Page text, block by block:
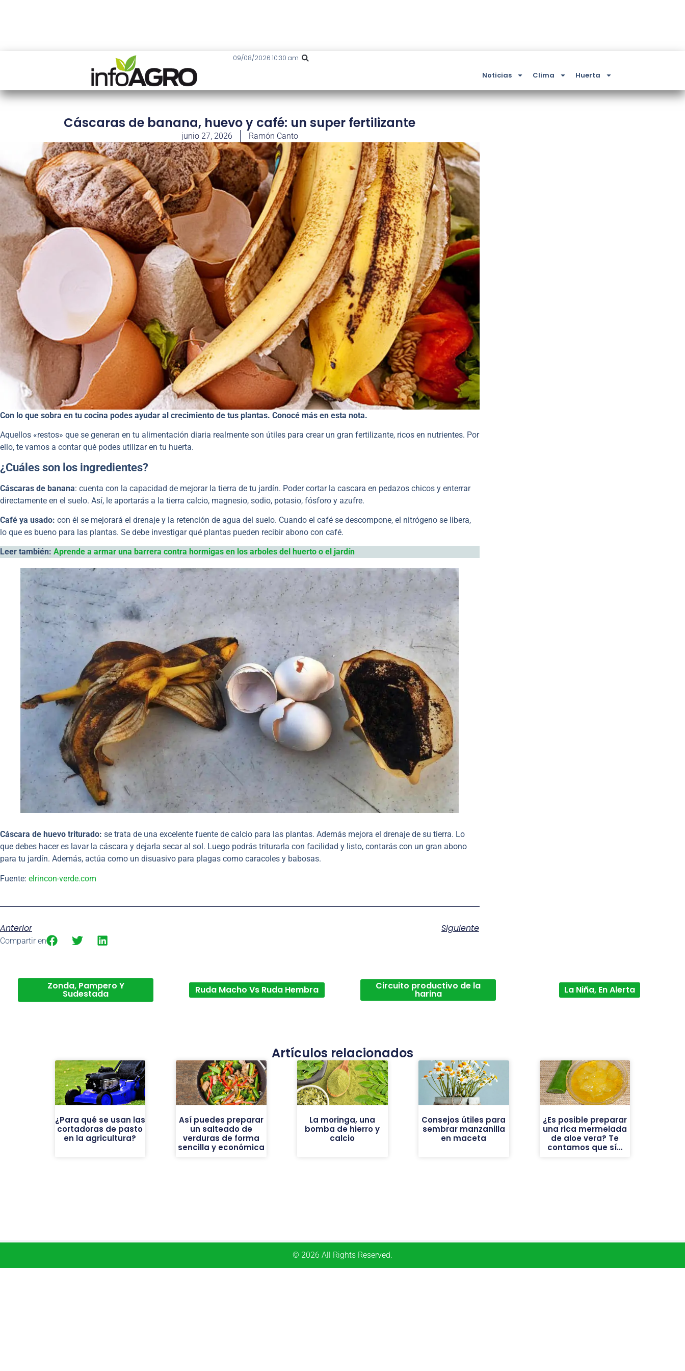
09/08/2026 10:30 am
Noticias Clima Huerta
Cáscaras de banana, huevo y café: un super fertilizante
junio 27, 2026 Ramón Canto
Con lo que sobra en tu cocina podes ayudar al crecimiento de tus plantas. Conocé más en esta nota.
Aquellos «restos» que se generan en tu alimentación diaria realmente son útiles para crear un gran fertilizante, ricos en nutrientes. Por
ello, te vamos a contar qué podes utilizar en tu huerta.
¿Cuáles son los ingredientes?
Cáscaras de banana: cuenta con la capacidad de mejorar la tierra de tu jardín. Poder cortar la cascara en pedazos chicos y enterrar
directamente en el suelo. Así, le aportarás a la tierra calcio, magnesio, sodio, potasio, fósforo y azufre.
Café ya usado: con él se mejorará el drenaje y la retención de agua del suelo. Cuando el café se descompone, el nitrógeno se libera,
lo que es bueno para las plantas. Se debe investigar qué plantas pueden recibir abono con café.
Leer también: Aprende a armar una barrera contra hormigas en los arboles del huerto o el jardín
Cáscara de huevo triturado: se trata de una excelente fuente de calcio para las plantas. Además mejora el drenaje de su tierra. Lo
que debes hacer es lavar la cáscara y dejarla secar al sol. Luego podrás triturarla con facilidad y listo, contarás con un gran abono
para tu jardín. Además, actúa como un disuasivo para plagas como caracoles y babosas.
Fuente: elrincon-verde.com
Anterior Siguiente
Compartir en
Zonda, Pampero Y
Sudestada Ruda Macho Vs Ruda Hembra Circuito productivo de la
harina La Niña, En Alerta
Artículos relacionados
¿Para qué se usan las
cortadoras de pasto
en la agricultura?
Así puedes preparar
un salteado de
verduras de forma
sencilla y económica
La moringa, una
bomba de hierro y
calcio
Consejos útiles para
sembrar manzanilla
en maceta
¿Es posible preparar
una rica mermelada
de aloe vera? Te
contamos que sí…
© 2026 All Rights Reserved.